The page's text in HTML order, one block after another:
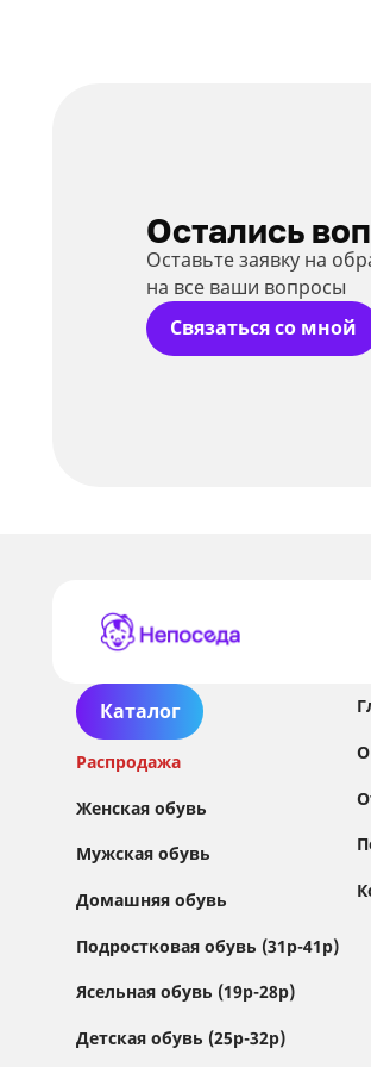
Остались
Оставьте заявку на
на все ваши вопросы
Связаться со мной
Каталог
Распродажа
Женская обувь
Мужская обувь
Домашняя обувь
Подростковая обувь (31р-41р)
Ясельная обувь (19р-28р)
Детская обувь (25р-32р)
О
Сайт использует файлы
сервисы (Yandex.Metrica и
и улучшения сайта.